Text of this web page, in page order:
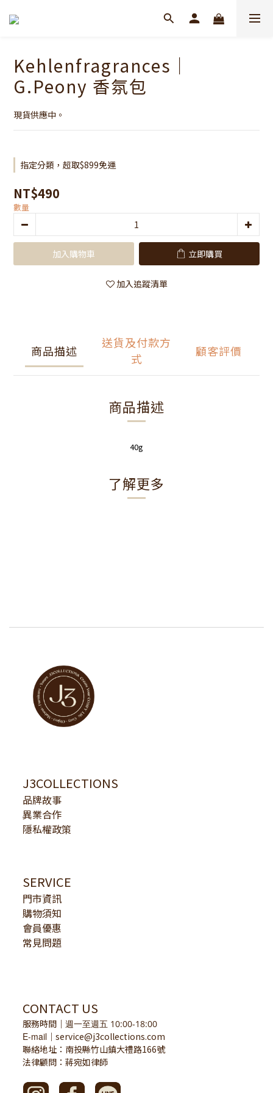
Kehlenfragrances｜
G.Peony 香氛包
現貨供應中。
指定分類，超取$899免運
NT$490
數量
加入購物車 立即購買
加入追蹤清單
商品描述
送貨及付款方
式
顧客評價
商品描述
40g
了解更多
J3COLLECTIONS
品牌故事
異業合作
隱私權政策
SERVICE
門市資訊
購物須知
會員優惠
常見問題
CONTACT US
服務時間 ｜ 週一至週五 10:00-18:00
E-mail ｜ service@j3collections.com
聯絡地址：南投縣竹山鎮大禮路166號
法律顧問：蔣宛如律師